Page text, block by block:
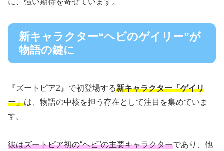
に、強い期待を寄せています。
新キャラクター“ヘビのゲイリー”が
物語の鍵に
『ズートピア2』で初登場する新キャラクター「ゲイリ
ー」は、物語の中核を担う存在として注目を集めていま
す。
彼はズートピア初の“ヘビ”の主要キャラクターであり、他